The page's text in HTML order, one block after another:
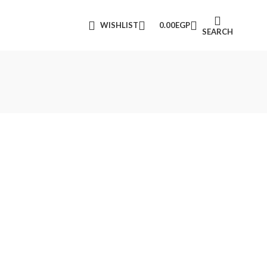
WISHLIST 0.00EGP
SEARCH